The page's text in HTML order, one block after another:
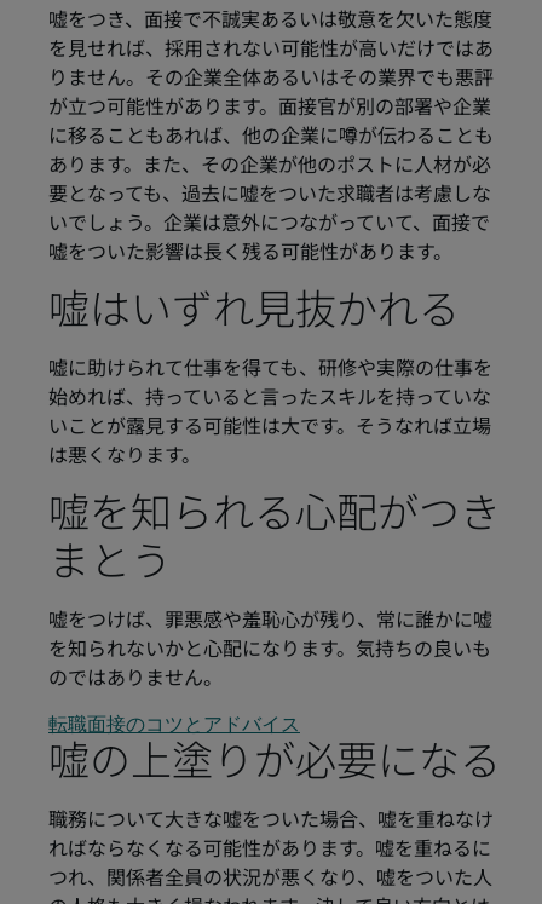
嘘をつき、面接で不誠実あるいは敬意を欠いた態度
を見せれば、採用されない可能性が高いだけではあ
りません。その企業全体あるいはその業界でも悪評
が立つ可能性があります。面接官が別の部署や企業
に移ることもあれば、他の企業に噂が伝わることも
あります。また、その企業が他のポストに人材が必
要となっても、過去に嘘をついた求職者は考慮しな
いでしょう。企業は意外につながっていて、面接で
嘘をついた影響は長く残る可能性があります。
嘘はいずれ見抜かれる
嘘に助けられて仕事を得ても、研修や実際の仕事を
始めれば、持っていると言ったスキルを持っていな
いことが露見する可能性は大です。そうなれば立場
は悪くなります。
嘘を知られる心配がつき
まとう
嘘をつけば、罪悪感や羞恥心が残り、常に誰かに嘘
を知られないかと心配になります。気持ちの良いも
のではありません。
転職面接のコツとアドバイス
嘘の上塗りが必要になる
職務について大きな嘘をついた場合、嘘を重ねなけ
ればならなくなる可能性があります。嘘を重ねるに
つれ、関係者全員の状況が悪くなり、嘘をついた人